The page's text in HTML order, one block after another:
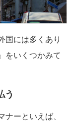
国には多くあり
をいくつかみて
う
ナーといえば、